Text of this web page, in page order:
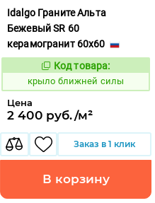
Idalgo Граните Альта
Бежевый SR 60
керамогранит 60x60
828838
Код товара:
крыло ближней силы
Цена
2 400 руб./м²
Заказ в 1 клик
В корзину